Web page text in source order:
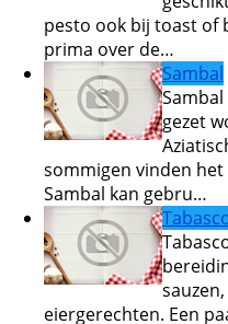
pesto ook bij toast of
prima over de…
Sambal
gezet
sommigen vinden
Sambal kan gebru…
eiergerechten. Een